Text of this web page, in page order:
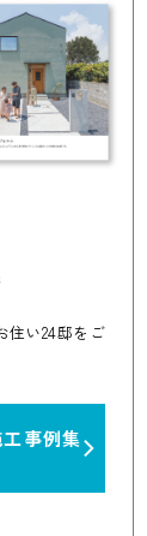
住い24邸をご
工事例集